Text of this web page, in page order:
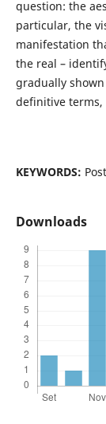
question: the
particular, the
manifestation
the real –
gradually
definitive terms,
KEYWORDS:
Downloads